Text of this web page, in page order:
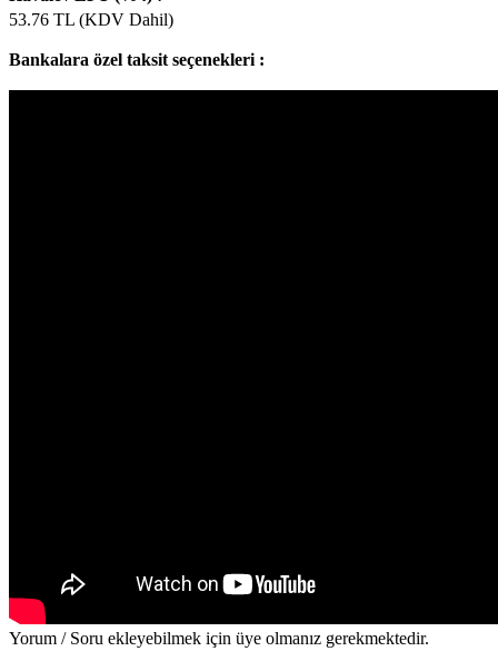
53.76 TL (KDV Dahil)
Bankalara özel taksit seçenekleri :
Yorum / Soru ekleyebilmek için üye olmanız gerekmektedir.